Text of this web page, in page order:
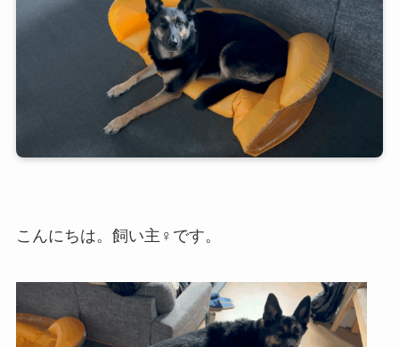
こんにちは。飼い主♀です。